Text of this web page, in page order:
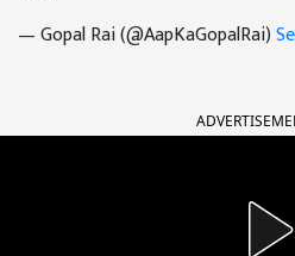
— Gopal Rai (@AapKaGopalRai)